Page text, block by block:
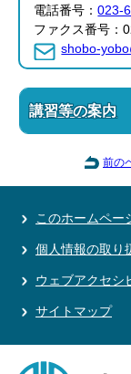
電話番号：023-
ファクス番号：
shobo-
講習等の案内
前の
このホームペー
個人情報の取り
ウェブアクセシ
サイトマップ